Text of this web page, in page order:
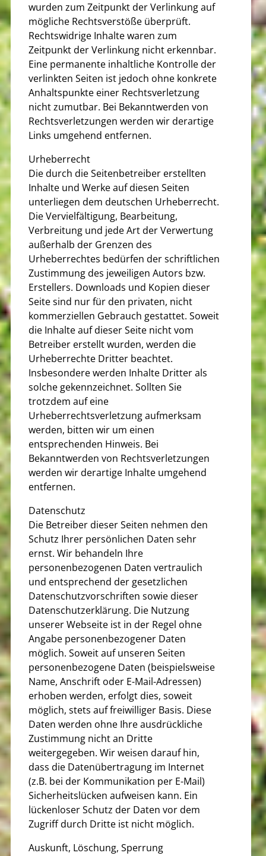
wurden zum Zeitpunkt der Verlinkung auf
mögliche Rechtsverstöße überprüft.
Rechtswidrige Inhalte waren zum
Zeitpunkt der Verlinkung nicht erkennbar.
Eine permanente inhaltliche Kontrolle der
verlinkten Seiten ist jedoch ohne konkrete
Anhaltspunkte einer Rechtsverletzung
nicht zumutbar. Bei Bekanntwerden von
Rechtsverletzungen werden wir derartige
Links umgehend entfernen.
Urheberrecht
Die durch die Seitenbetreiber erstellten
Inhalte und Werke auf diesen Seiten
unterliegen dem deutschen Urheberrecht.
Die Vervielfältigung, Bearbeitung,
Verbreitung und jede Art der Verwertung
außerhalb der Grenzen des
Urheberrechtes bedürfen der schriftlichen
Zustimmung des jeweiligen Autors bzw.
Erstellers. Downloads und Kopien dieser
Seite sind nur für den privaten, nicht
kommerziellen Gebrauch gestattet. Soweit
die Inhalte auf dieser Seite nicht vom
Betreiber erstellt wurden, werden die
Urheberrechte Dritter beachtet.
Insbesondere werden Inhalte Dritter als
solche gekennzeichnet. Sollten Sie
trotzdem auf eine
Urheberrechtsverletzung aufmerksam
werden, bitten wir um einen
entsprechenden Hinweis. Bei
Bekanntwerden von Rechtsverletzungen
werden wir derartige Inhalte umgehend
entfernen.
Datenschutz
Die Betreiber dieser Seiten nehmen den
Schutz Ihrer persönlichen Daten sehr
ernst. Wir behandeln Ihre
personenbezogenen Daten vertraulich
und entsprechend der gesetzlichen
Datenschutzvorschriften sowie dieser
Datenschutzerklärung. Die Nutzung
unserer Webseite ist in der Regel ohne
Angabe personenbezogener Daten
möglich. Soweit auf unseren Seiten
personenbezogene Daten (beispielsweise
Name, Anschrift oder E-Mail-Adressen)
erhoben werden, erfolgt dies, soweit
möglich, stets auf freiwilliger Basis. Diese
Daten werden ohne Ihre ausdrückliche
Zustimmung nicht an Dritte
weitergegeben. Wir weisen darauf hin,
dass die Datenübertragung im Internet
(z.B. bei der Kommunikation per E-Mail)
Sicherheitslücken aufweisen kann. Ein
lückenloser Schutz der Daten vor dem
Zugriff durch Dritte ist nicht möglich.
Auskunft, Löschung, Sperrung